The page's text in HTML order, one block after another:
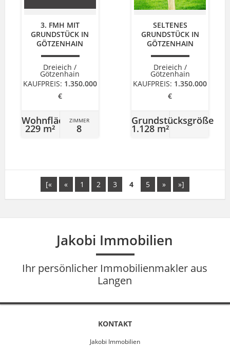
3. FMH MIT
GRUNDSTÜCK IN
GÖTZENHAIN
Dreieich /
Götzenhain
KAUFPREIS: 1.350.000
€
Wohnfläche
229 m²
ZIMMER
8
SELTENES
GRUNDSTÜCK IN
GÖTZENHAIN
Dreieich /
Götzenhain
KAUFPREIS: 1.350.000
€
Grundstücksgröße
1.128 m²
[« « 1 2 3 4 5 » »]
Jakobi Immobilien
Ihr persönlicher Immobilienmakler aus
Langen
KONTAKT
Jakobi Immobilien